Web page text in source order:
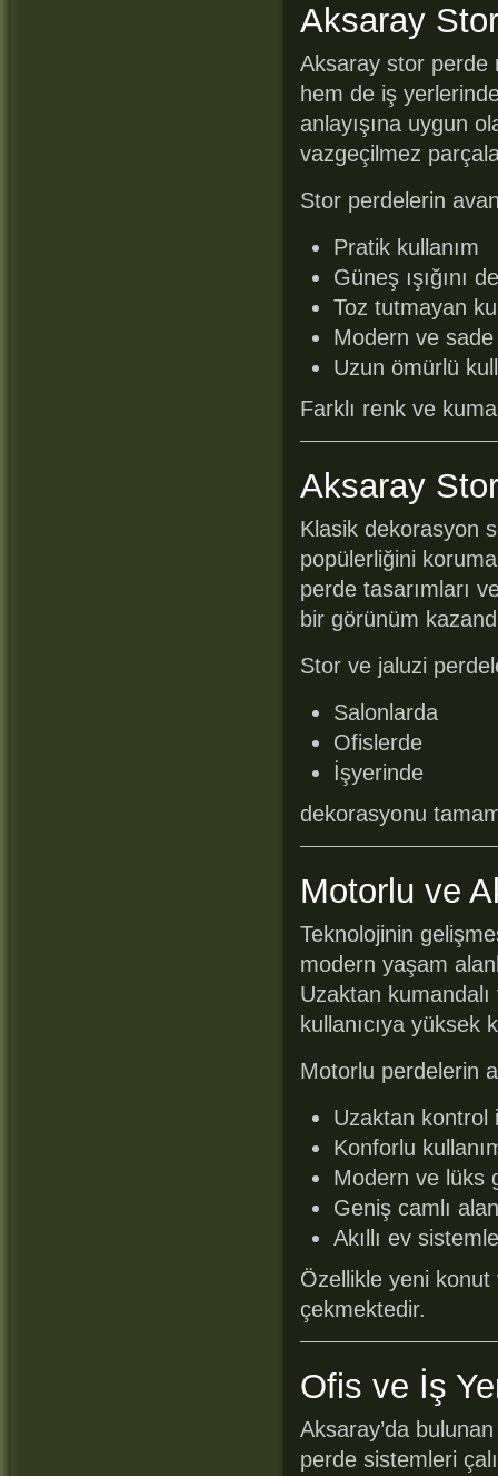
Aksaray
Aksaray stor perde
hem de iş
anlayışına uygun
vazgeçilmez
Stor perdelerin
Pratik kullanım
Güneş ışığını
Toz tutmayan
Modern ve
Uzun ömürlü
Farklı renk ve
Aksaray
Klasik dekorasyon
popülerliğini
perde tasarımları
bir görünüm
Stor ve jaluzi
Salonlarda
Ofislerde
İşyerinde
dekorasyonu
Motorlu ve
Teknolojinin
modern yaşam
Uzaktan
kullanıcıya yüksek
Motorlu perdelerin
Uzaktan kontrol
Konforlu
Modern ve lüks
Geniş camlı
Akıllı ev
Özellikle yeni
çekmektedir.
Ofis ve İş
Aksaray’da
perde sistemleri